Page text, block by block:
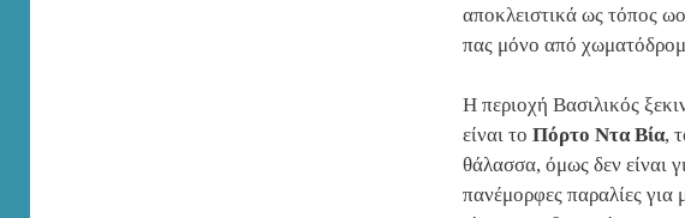
αποκλειστικά ως τόπος
πας μόνο από
Η περιοχή Βασιλικός
είναι το Πόρτο Ντα Βία,
θάλασσα, όμως δεν είναι
πανέμορφες παραλίες για